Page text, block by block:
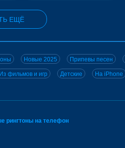
ЕЩЁ
Новые 2025 Припевы песен
Из фильмов и игр Детские На iPhone
рингтоны на телефон